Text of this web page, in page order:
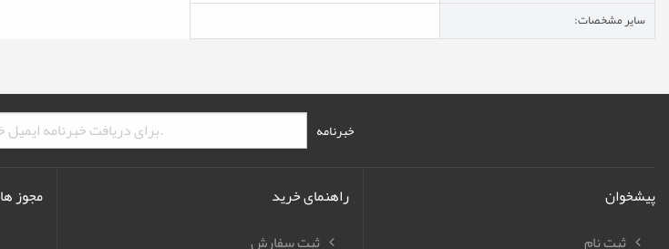
سایر مشخصات:
خبرنامه
پیشخوان
ثبت نام
راهنمای خرید
ثبت سفارش
مجوز ها